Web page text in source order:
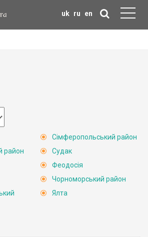
uk ru en
район
Сімферопольський район
Судак
Феодосія
Чорноморський район
Ялта